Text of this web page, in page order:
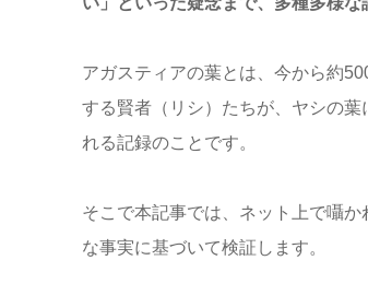
アガスティアの葉とは、今から約
する賢者（リシ）たちが、ヤシの
れる記録のことです。
そこで本記事では、ネット上で囁
な事実に基づいて検証します。